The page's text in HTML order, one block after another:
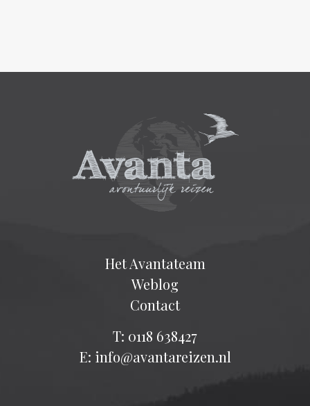
Het Avantateam
Weblog
Contact
T: 0118 638427
E: info@avantareizen.nl